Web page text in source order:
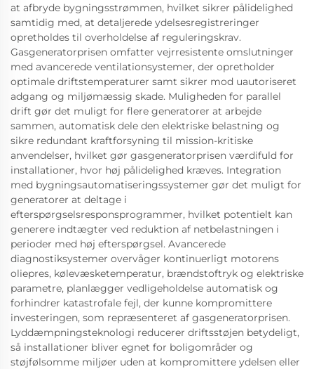
at afbryde bygningsstrømmen, hvilket sikrer pålidelighed
samtidig med, at detaljerede ydelsesregistreringer
opretholdes til overholdelse af reguleringskrav.
Gasgeneratorprisen omfatter vejrresistente omslutninger
med avancerede ventilationsystemer, der opretholder
optimale driftstemperaturer samt sikrer mod uautoriseret
adgang og miljømæssig skade. Muligheden for parallel
drift gør det muligt for flere generatorer at arbejde
sammen, automatisk dele den elektriske belastning og
sikre redundant kraftforsyning til mission-kritiske
anvendelser, hvilket gør gasgeneratorprisen værdifuld for
installationer, hvor høj pålidelighed kræves. Integration
med bygningsautomatiseringssystemer gør det muligt for
generatorer at deltage i
efterspørgselsresponsprogrammer, hvilket potentielt kan
generere indtægter ved reduktion af netbelastningen i
perioder med høj efterspørgsel. Avancerede
diagnostiksystemer overvåger kontinuerligt motorens
oliepres, kølevæsketemperatur, brændstoftryk og elektriske
parametre, planlægger vedligeholdelse automatisk og
forhindrer katastrofale fejl, der kunne kompromittere
investeringen, som repræsenteret af gasgeneratorprisen.
Lyddæmpningsteknologi reducerer driftsstøjen betydeligt,
så installationer bliver egnet for boligområder og
støjfølsomme miljøer uden at kompromittere ydelsen eller